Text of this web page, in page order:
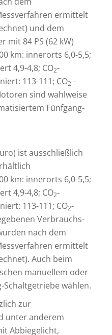
ermittelt
und dem
mit 84 PS (62 kW)
km: innerorts 6,0-5,5;
4,9-4,8; CO2-
113-111; CO2 -
sind wahlweise
Fünfgang-
ist ausschließlich
km: innerorts 6,0-5,5;
4,9-4,8; CO2-
113-111; CO2-
Verbrauchs-
nach dem
ermittelt
Auch beim
manuellem oder
wählen.
zur
unter anderem
Abbiegelicht,